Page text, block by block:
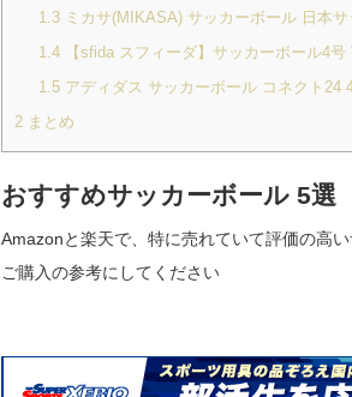
1.3ミカサ(MIKASA) サッカーボール 日本サ
1.4【sfida スフィーダ】サッカーボール4号
1.5アディダス サッカーボール コネクト24
2 まとめ
おすすめサッカーボール 5選
Amazonと楽天で、特に売れていて評価の高
ご購入の参考にしてください